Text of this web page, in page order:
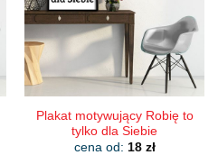
można
wybrać
na
stronie
produktu
Plakat motywujący Robię to
tylko dla Siebie
cena od: 18 zł